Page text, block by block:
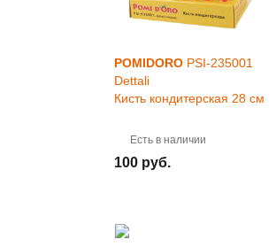
POMIDORO PSI-235001
Dettali
Кисть кондитерская 28 см
Есть в наличии
100 руб.